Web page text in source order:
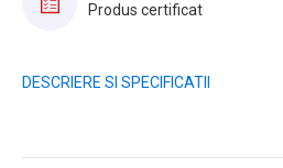
Produs certificat
DESCRIERE SI SPECIFICATII